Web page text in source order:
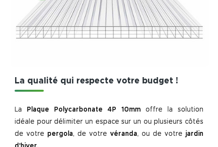
La qualité qui respecte votre budget !
La Plaque Polycarbonate 4P 10mm offre la solution
idéale pour délimiter un espace sur un ou plusieurs côtés
de votre pergola, de votre véranda, ou de votre jardin